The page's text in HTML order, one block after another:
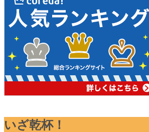
いざ乾杯！